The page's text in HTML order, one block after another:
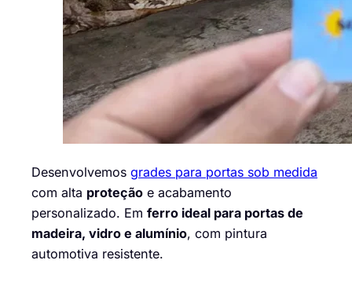
Desenvolvemos grades para portas sob medida
com alta proteção e acabamento
personalizado. Em ferro ideal para portas de
madeira, vidro e alumínio, com pintura
automotiva resistente.